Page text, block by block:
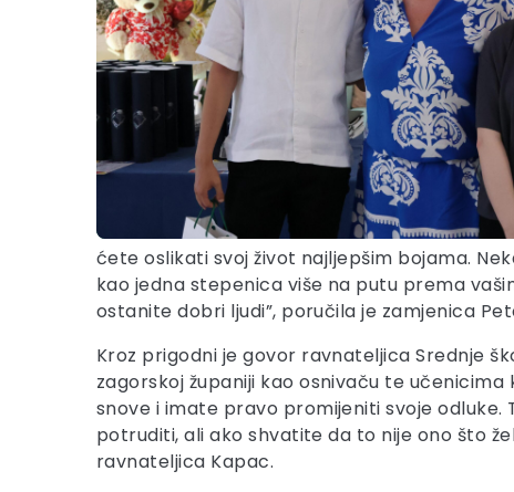
ćete oslikati svoj život najljepšim bojama.
kao jedna stepenica više na putu prema
ostanite dobri ljudi”, poručila je zamjenica
Kroz prigodni je govor ravnateljica Srednje
zagorskoj županiji kao osnivaču te
snove i imate pravo promijeniti svoje
potruditi, ali ako shvatite da to nije ono što
ravnateljica Kapac.